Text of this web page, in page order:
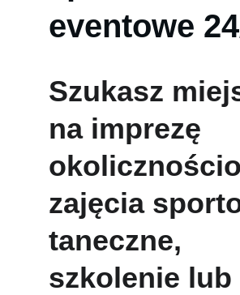
eventowe
Szukasz
na imprezę
zajęcia
taneczne,
szkolenie lub